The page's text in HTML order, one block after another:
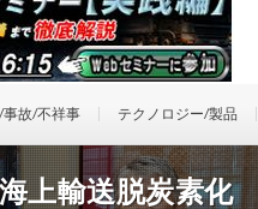
事故/不祥事 テクノロジー/製品
上輸送脱炭素化